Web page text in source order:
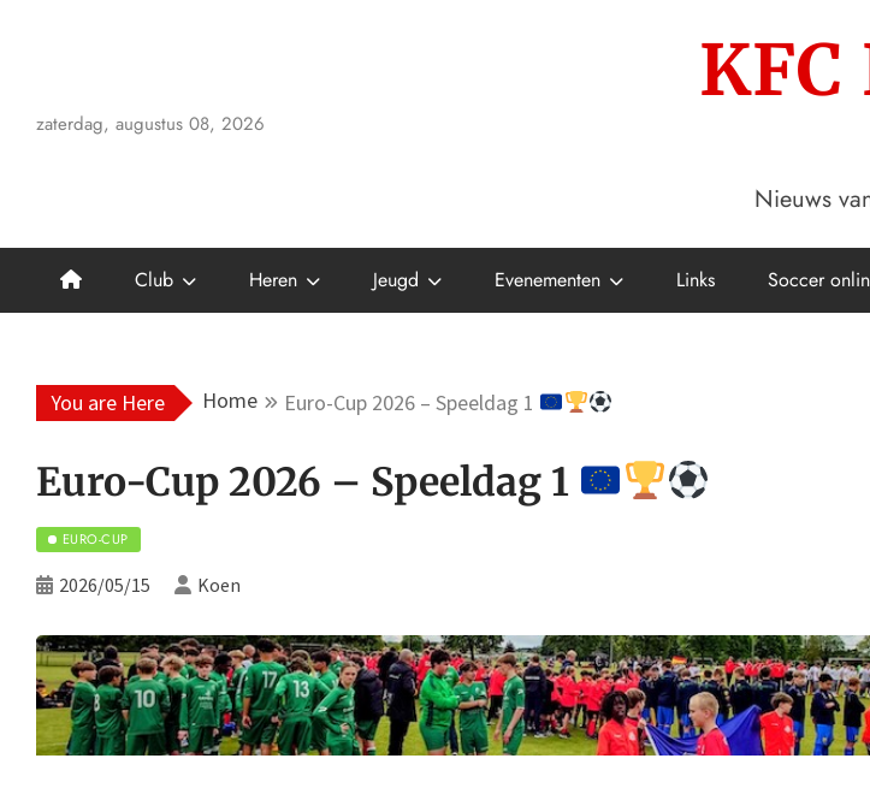
zaterdag, augustus 08, 2026
Nieuws
Club Heren Jeugd Evenementen Links Soccer
You are Here Home Euro-Cup 2026 – Speeldag 1
Euro-Cup 2026 – Speeldag 1
EURO-CUP
2026/05/15 Koen